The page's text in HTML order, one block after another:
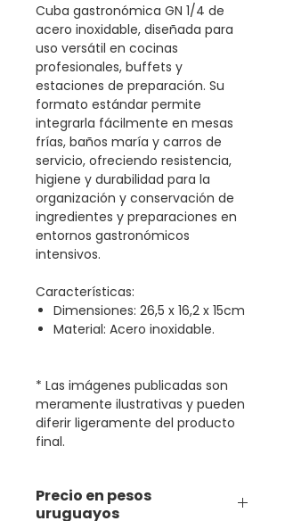
Cuba gastronómica GN 1/4 de
acero inoxidable, diseñada para
uso versátil en cocinas
profesionales, buffets y
estaciones de preparación. Su
formato estándar permite
integrarla fácilmente en mesas
frías, baños maría y carros de
servicio, ofreciendo resistencia,
higiene y durabilidad para la
organización y conservación de
ingredientes y preparaciones en
entornos gastronómicos
intensivos.
Características:
Dimensiones: 26,5 x 16,2 x 15cm
Material: Acero inoxidable.
* Las imágenes publicadas son
meramente ilustrativas y pueden
diferir ligeramente del producto
final.
Precio en pesos
uruguayos